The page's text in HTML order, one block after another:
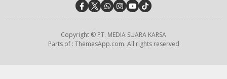
Copyright © PT. MEDIA SUARA KARSA
Parts of : ThemesApp.com. All rights reserved